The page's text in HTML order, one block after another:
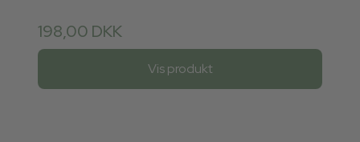
198,00 DKK
Vis produkt